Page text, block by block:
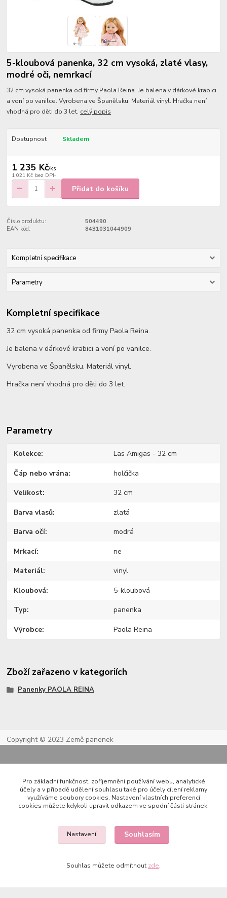
5-kloubová panenka, 32 cm vysoká, zlaté vlasy,
modré oči, nemrkací
32 cm vysoká panenka od firmy Paola Reina. Je balena v dárkové krabici
a voní po vanilce. Vyrobena ve Španělsku. Materiál vinyl. Hračka není
vhodná pro děti do 3 let. celý popis
Dostupnost Skladem
1 235 Kč/ks
1 021 Kč bez DPH
Přidat do košíku
Číslo produktu:
504490
EAN kód:
8431031044909
Kompletní specifikace
Parametry
Kompletní specifikace
32 cm vysoká panenka od firmy Paola Reina.
Je balena v dárkové krabici a voní po vanilce.
Vyrobena ve Španělsku. Materiál vinyl.
Hračka není vhodná pro děti do 3 let.
Parametry
Kolekce Las Amigas - 32 cm
Čáp nebo vrána holčička
Velikost 32 cm
Barva vlasů zlatá
Barva očí modrá
Mrkací ne
Materiál vinyl
Kloubová 5-kloubová
Typ panenka
Výrobce Paola Reina
Zboží zařazeno v kategoriích
Panenky PAOLA REINA
Copyright © 2023 Země panenek
Pro základní funkčnost, zpříjemnění používání webu, analytické
účely a v případě udělení souhlasu také pro účely cílení reklamy
využíváme soubory cookies. Nastavení vlastních preferencí
cookies můžete kdykoli upravit odkazem ve spodní části stránek.
Nastavení Souhlasím
Souhlas můžete odmítnout zde.